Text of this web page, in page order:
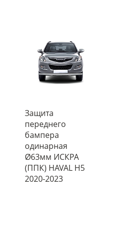
Защита
переднего
бампера
одинарная
Ø63мм ИСКРА
(ППК) HAVAL H5
2020-2023